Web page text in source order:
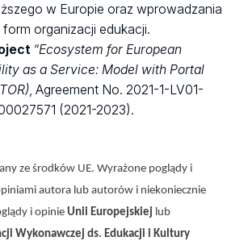
w Europie oraz wprowadzania
organizacji edukacji.
“Ecosystem for European
as a Service: Model with Portal
, Agreement No. 2021-1-LV01-
(2021-2023).
ze środków UE. Wyrażone poglądy i
autora lub autorów i niekoniecznie
i opinieUnii Europejskiej lub
Wykonawczej ds. Edukacji i Kultury